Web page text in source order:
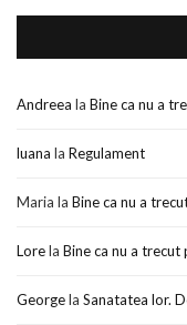
Andreea la Bine ca nu a
luana la Regulament
Maria la Bine ca nu a
Lorela Bine ca nu a
Georgela Sanatatea lor.